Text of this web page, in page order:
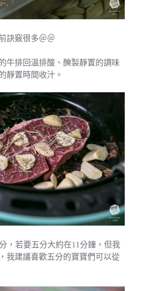
訣竅很多＠＠
牛排回溫排酸、醃製靜置的調味
靜置時間收汁。
，若要五分大約在11分鐘，但我
我建議喜歡五分的寶寶們可以從